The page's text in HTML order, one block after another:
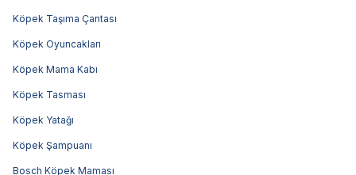
Köpek Taşıma Çantası
Köpek Oyuncakları
Köpek Mama Kabı
Köpek Tasması
Köpek Yatağı
Köpek Şampuanı
Bosch Köpek Maması